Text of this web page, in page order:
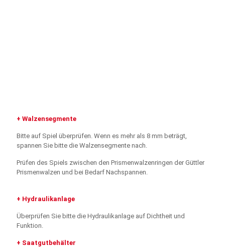
+ Walzensegmente
Bitte auf Spiel überprüfen. Wenn es mehr als 8 mm beträgt,
spannen Sie bitte die Walzensegmente nach.
Prüfen des Spiels zwischen den Prismenwalzenringen der Güttler
Prismenwalzen und bei Bedarf Nachspannen.
+ Hydraulikanlage
Überprüfen Sie bitte die Hydraulikanlage auf Dichtheit und
Funktion.
+ Saatgutbehälter